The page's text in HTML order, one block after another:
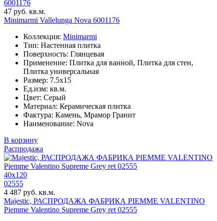
6001176
47 руб. кв.м.
Minimarmi Vallelunga Nova 6001176
Коллекция: Minimarmi
Тип: Настенная плитка
Поверхность: Глянцевая
Применение: Плитка для ванной, Плитка для стен,
Плитка универсальная
Размер: 7.5x15
Ед.изм: кв.м.
Цвет: Серый
Материал: Керамическая плитка
Фактура: Камень, Мрамор Гранит
Наименование: Nova
В корзину
Распродажа
40x120
02555
4 487 руб. кв.м.
Majestic, РАСПРОДАЖА ФАБРИКА PIEMME VALENTINO
Piemme Valentino Supreme Grey ret 02555